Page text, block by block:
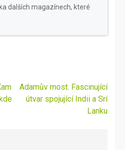
dalších magazínech, které
Adamův most. Fascinující
útvar spojující Indii a Srí
Lanku